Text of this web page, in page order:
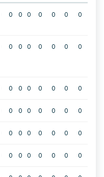
0 0 0 0 0 0 0
0 0 0 0 0 0 0
0 0 0 0 0 0 0
0 0 0 0 0 0 0
0 0 0 0 0 0 0
0 0 0 0 0 0 0